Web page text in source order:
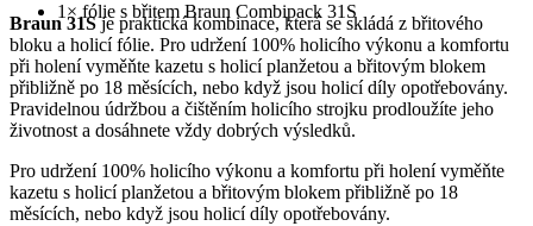
1× fólie s břitem Braun Combipack 31S
Braun 31Sje praktická kombinace, která se skládá z břitového
bloku a holicí fólie. Pro udržení 100% holicího výkonu a komfortu
při holení vyměňte kazetu s holicí planžetou a břitovým blokem
přibližně po 18 měsících, nebo když jsou holicí díly opotřebovány.
Pravidelnou údržbou a čištěním holicího strojku prodloužíte jeho
životnost a dosáhnete vždy dobrých výsledků.
Pro udržení 100% holicího výkonu a komfortu při holení vyměňte
kazetu s holicí planžetou a břitovým blokem přibližně po 18
měsících, nebo když jsou holicí díly opotřebovány.